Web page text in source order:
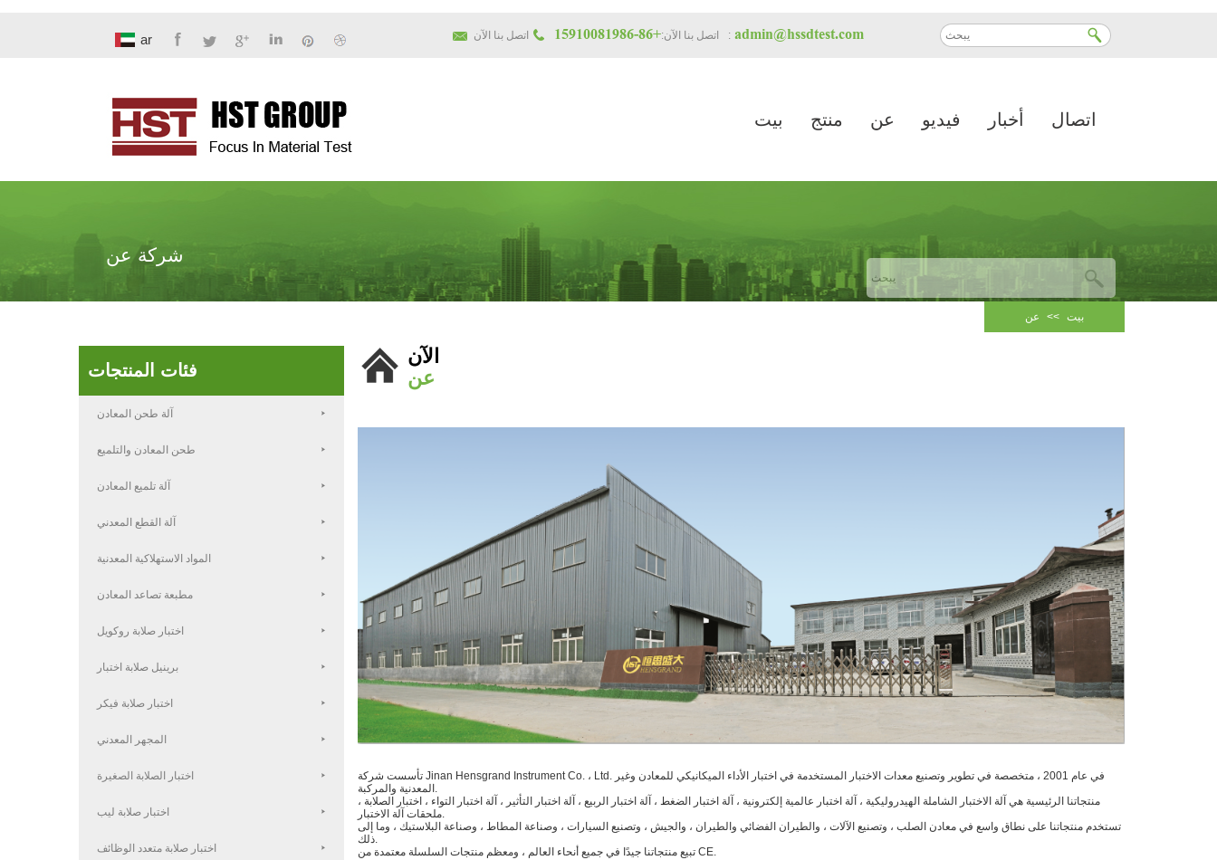
ar اتصل بنا الآن:+86-15910081986 اتصل بنا الآن: admin@hssdtest.com
بيت منتج عن فيديو أخبار اتصال
شركة عن
بيت >> عن
فئات المنتجات
آلة طحن المعادن
طحن المعادن والتلميع
آلة تلميع المعادن
آلة القطع المعدني
المواد الاستهلاكية المعدنية
مطبعة تصاعد المعادن
اختبار صلابة روكويل
برينيل صلابة اختبار
اختبار صلابة فيكر
المجهر المعدني
اختبار الصلابة الصغيرة
اختبار صلابة ليب
اختبار صلابة متعدد الوظائف
الآن
عن
تأسست شركة Jinan Hensgrand Instrument Co. ، Ltd. في عام 2001 ، متخصصة في تطوير وتصنيع معدات الاختبار المستخدمة في اختبار الأداء الميكانيكي للمعادن وغير
المعدنية والمركبة.
منتجاتنا الرئيسية هي آلة الاختبار الشاملة الهيدروليكية ، آلة اختبار عالمية إلكترونية ، آلة اختبار الضغط ، آلة اختبار الربيع ، آلة اختبار التأثير ، آلة اختبار التواء ، اختبار الصلابة ،
ملحقات آلة الاختبار.
تستخدم منتجاتنا على نطاق واسع في معادن الصلب ، وتصنيع الآلات ، والطيران الفضائي والطيران ، والجيش ، وتصنيع السيارات ، وصناعة المطاط ، وصناعة البلاستيك ، وما إلى
ذلك.
تبيع منتجاتنا جيدًا في جميع أنحاء العالم ، ومعظم منتجات السلسلة معتمدة من CE.